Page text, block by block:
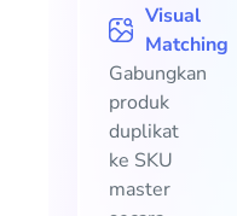
Visual
Matching
Gabungkan
produk
duplikat
ke SKU
master